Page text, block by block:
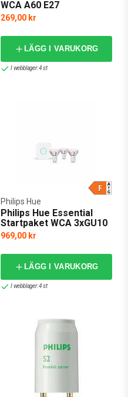
WCA A60 E27
269,00 kr
LÄGG I VARUKORG
I webblager: 4 st
Philips Hue Essential
Startpaket WCA 3xGU10
1xBridge
Philips Hue
969,00 kr
LÄGG I VARUKORG
I webblager: 4 st